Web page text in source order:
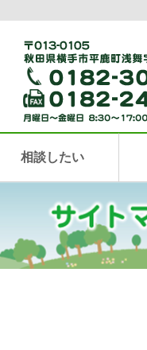
相談したい